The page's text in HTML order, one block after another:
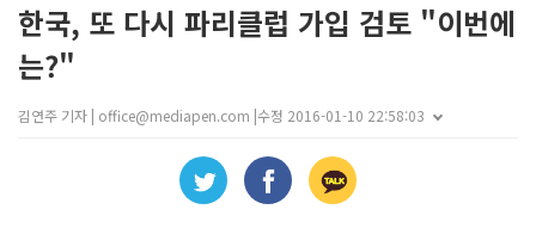
한국, 또 다시 파리클럽 가입 검토 "이번에
는?"
김연주 기자 | office@mediapen.com |수정 2016-01-10 22:58:03